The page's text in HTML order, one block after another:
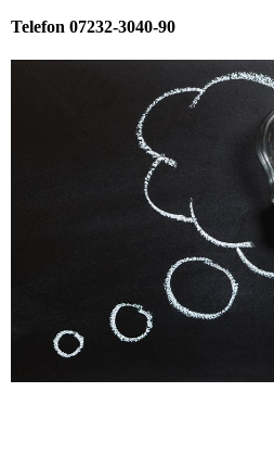
Telefon 07232-3040-90